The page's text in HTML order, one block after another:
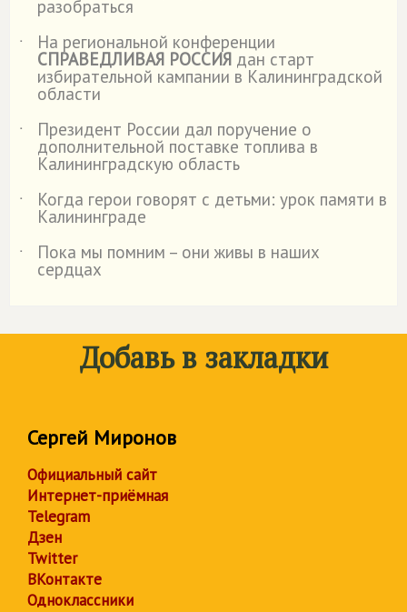
разобраться
˙
На региональной конференции
СПРАВЕДЛИВАЯ РОССИЯ дан старт
избирательной кампании в Калининградской
области
˙
Президент России дал поручение о
дополнительной поставке топлива в
Калининградскую область
˙
Когда герои говорят с детьми: урок памяти в
Калининграде
˙
Пока мы помним – они живы в наших
сердцах
Добавь в закладки
Сергей Миронов
Официальный сайт
Интернет-приёмная
Telegram
Дзен
Twitter
ВКонтакте
Одноклассники